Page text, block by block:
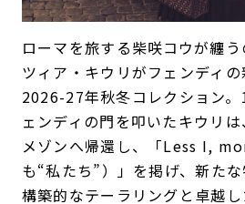
ローマを旅する柴咲コウが纏
ツィア・キウリがフェンディ
2026-27年秋冬コレクション
ェンディの門を叩いたキウリ
メゾンへ帰還し、「Less I,
も“私たち”）」を掲げ、新たな
構築的なテーラリングと卓越